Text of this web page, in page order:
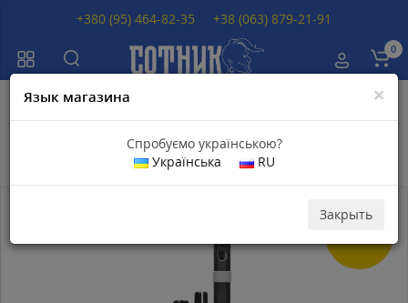
0
×
Язык магазина
Спробуємо українською?
Українська
RU
Закрыть
Скидка -21
+380 (95) 464-82-35 +38 (063) 879-21-91